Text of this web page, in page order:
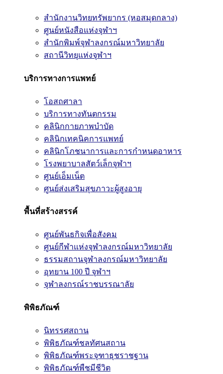
สำนักงานวิทยทรัพยากร (หอสมุดกลาง)
ศูนย์หนังสือแห่งจุฬาฯ
สำนักพิมพ์จุฬาลงกรณ์มหาวิทยาลัย
สถานีวิทยุแห่งจุฬาฯ
บริการทางการแพทย์
โอสถศาลา
บริการทางทันตกรรม
คลินิกกายภาพบำบัด
คลินิกเทคนิคการแพทย์
คลินิกโภชนาการและการกำหนดอาหาร
โรงพยาบาลสัตว์เล็กจุฬาฯ
ศูนย์เอ็มเน็ต
ศูนย์ส่งเสริมสุขภาวะผู้สูงอายุ
พื้นที่สร้างสรรค์
ศูนย์พันธกิจเพื่อสังคม
ศูนย์กีฬาแห่งจุฬาลงกรณ์มหาวิทยาลัย
ธรรมสถานจุฬาลงกรณ์มหาวิทยาลัย
อุทยาน 100 ปี จุฬาฯ
จุฬาลงกรณ์ราชบรรณาลัย
พิพิธภัณฑ์
นิทรรศสถาน
พิพิธภัณฑ์ชลทัศนสถาน
พิพิธภัณฑ์พระจุฑาธุชราชฐาน
พิพิธภัณฑ์พืชมีชีวิต